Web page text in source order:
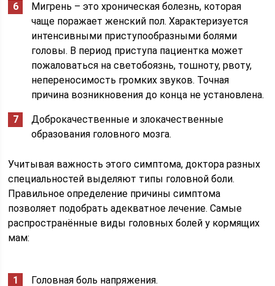
Мигрень – это хроническая болезнь, которая
чаще поражает женский пол. Характеризуется
интенсивными приступообразными болями
головы. В период приступа пациентка может
пожаловаться на светобоязнь, тошноту, рвоту,
непереносимость громких звуков. Точная
причина возникновения до конца не установлена.
Доброкачественные и злокачественные
образования головного мозга.
Учитывая важность этого симптома, доктора разных
специальностей выделяют типы головной боли.
Правильное определение причины симптома
позволяет подобрать адекватное лечение. Самые
распространённые виды головных болей у кормящих
мам:
Головная боль напряжения.